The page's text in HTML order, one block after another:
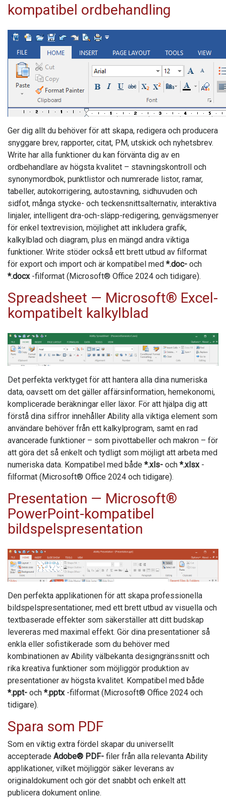
kompatibel ordbehandling
Ger dig allt du behöver för att skapa, redigera och producera
snyggare brev, rapporter, citat, PM, utskick och nyhetsbrev.
Write har alla funktioner du kan förvänta dig av en
ordbehandlare av högsta kvalitet – stavningskontroll och
synonymordbok, punktlistor och numrerade listor, ramar,
tabeller, autokorrigering, autostavning, sidhuvuden och
sidfot, många stycke- och teckensnittsalternativ, interaktiva
linjaler, intelligent dra-och-släpp-redigering, genvägsmenyer
för enkel textrevision, möjlighet att inkludera grafik,
kalkylblad och diagram, plus en mängd andra viktiga
funktioner. Write stöder också ett brett utbud av filformat
för export och import och är kompatibel med *.doc- och
*.docx-filformat (Microsoft® Office 2024 och tidigare).
Spreadsheet — Microsoft® Excel-
kompatibelt kalkylblad
Det perfekta verktyget för att hantera alla dina numeriska
data, oavsett om det gäller affärsinformation, hemekonomi,
komplicerade beräkningar eller läxor. För att hjälpa dig att
förstå dina siffror innehåller Ability alla viktiga element som
användare behöver från ett kalkylprogram, samt en rad
avancerade funktioner – som pivottabeller och makron – för
att göra det så enkelt och tydligt som möjligt att arbeta med
numeriska data. Kompatibel med både *.xls- och *.xlsx-
filformat (Microsoft® Office 2024 och tidigare).
Presentation — Microsoft®
PowerPoint-kompatibel
bildspelspresentation
Den perfekta applikationen för att skapa professionella
bildspelspresentationer, med ett brett utbud av visuella och
textbaserade effekter som säkerställer att ditt budskap
levereras med maximal effekt. Gör dina presentationer så
enkla eller sofistikerade som du behöver med
kombinationen av Ability välbekanta designgränssnitt och
rika kreativa funktioner som möjliggör produktion av
presentationer av högsta kvalitet. Kompatibel med både
*.ppt- och *.pptx-filformat (Microsoft® Office 2024 och
tidigare).
Spara som PDF
Som en viktig extra fördel skapar du universellt
accepterade Adobe® PDF- filer från alla relevanta Ability
applikationer, vilket möjliggör säker leverans av
originaldokument och gör det snabbt och enkelt att
publicera dokument online.